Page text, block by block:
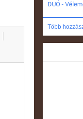
DUÓ -
Több